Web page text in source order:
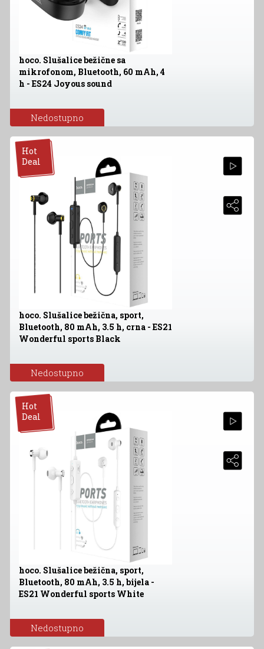
hoco. Slušalice bežične sa
mikrofonom, Bluetooth, 60 mAh, 4
h - ES24 Joyous sound
Nedostupno
Hot
Deal
hoco. Slušalice bežična, sport,
Bluetooth, 80 mAh, 3.5 h, crna - ES21
Wonderful sports Black
Nedostupno
Hot
Deal
hoco. Slušalice bežična, sport,
Bluetooth, 80 mAh, 3.5 h, bijela -
ES21 Wonderful sports White
Nedostupno